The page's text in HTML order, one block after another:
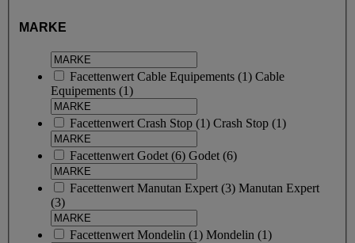
MARKE
Facettenwert Cable Equipements (1) Cable
Equipements (1)
Facettenwert Crash Stop (1) Crash Stop (1)
Facettenwert Godet(6) Godet(6)
Facettenwert Manutan Expert(3) Manutan Expert
(3)
Facettenwert Mondelin (1) Mondelin (1)